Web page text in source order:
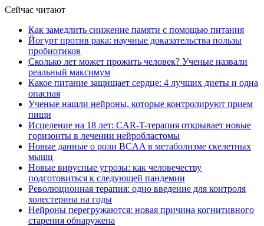
Сейчас читают
Как замедлить снижение памяти с помощью питания
Йогурт против рака: научные доказательства пользы
пробиотиков
Сколько лет может прожить человек? Ученые назвали
реальный максимум
Какое питание защищает сердце: 4 лучших диеты и одна
опасная
Ученые нашли нейроны, которые контролируют прием
пищи
Исцеление на 18 лет: CAR-T-терапия открывает новые
горизонты в лечении нейробластомы
Новые данные о роли BCAA в метаболизме скелетных
мышц
Новые вирусные угрозы: как человечеству
подготовиться к следующей пандемии
Революционная терапия: одно введение для контроля
холестерина на годы
Нейроны перегружаются: новая причина когнитивного
старения обнаружена